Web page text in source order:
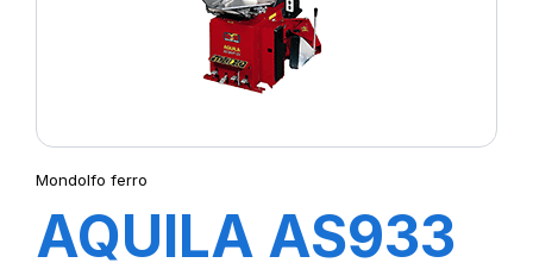
Mondolfo ferro
AQUILA AS933